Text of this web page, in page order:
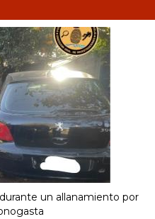
un allanamiento por